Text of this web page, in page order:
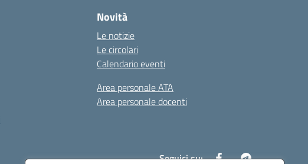
Novità
Le notizie
Le circolari
Calendario eventi
Area personale ATA
Area personale docenti
Seguici su: